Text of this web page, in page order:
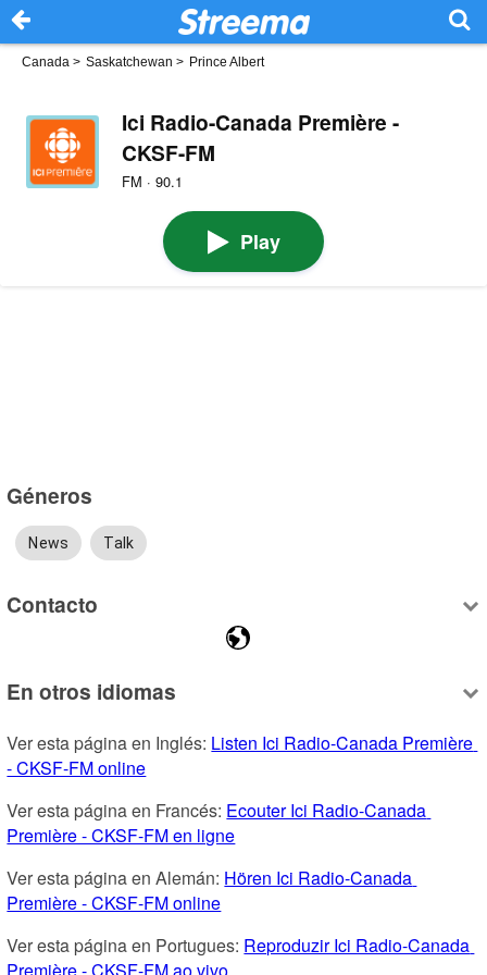
Canada > Saskatchewan > Prince Albert
Ici Radio-Canada Première -
CKSF-FM
FM · 90.1
Play
Géneros
News Talk
Contacto
En otros idiomas
Ver esta página en Inglés: Listen Ici Radio-Canada Première
- CKSF-FM online
Ver esta página en Francés: Ecouter Ici Radio-Canada
Première - CKSF-FM en ligne
Ver esta página en Alemán: Hören Ici Radio-Canada
Première - CKSF-FM online
Ver esta página en Portugues: Reproduzir Ici Radio-Canada
Première - CKSF-FM ao vivo